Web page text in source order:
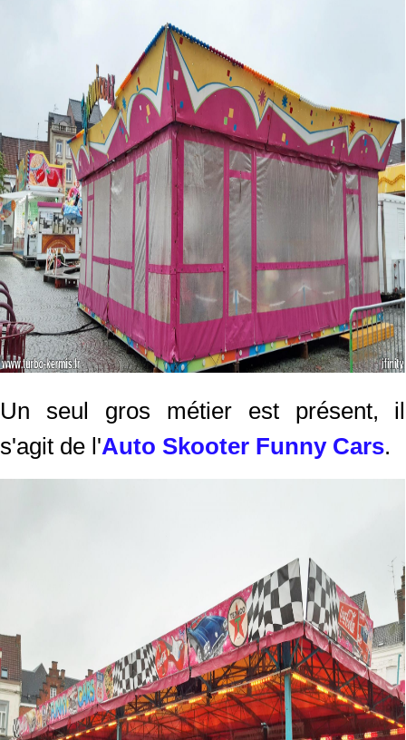
Un seul gros métier est présent, il
s'agit de l'Auto Skooter Funny Cars.